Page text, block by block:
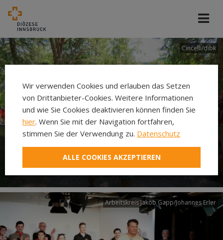
Cincelli/dibk
Neuer Pilgerweg Via
Laudato si’
Arbeitskreis Jakob Gapp/Johannes Erler
Wir verwenden Cookies und erlauben das Setzen
von Drittanbieter-Cookies. Weitere Informationen
und wie Sie Cookies deaktivieren können finden Sie
hier. Wenn Sie mit der Navigation fortfahren,
stimmen Sie der Verwendung zu. Datenschutz
ALLE COOKIES AKZEPTIEREN